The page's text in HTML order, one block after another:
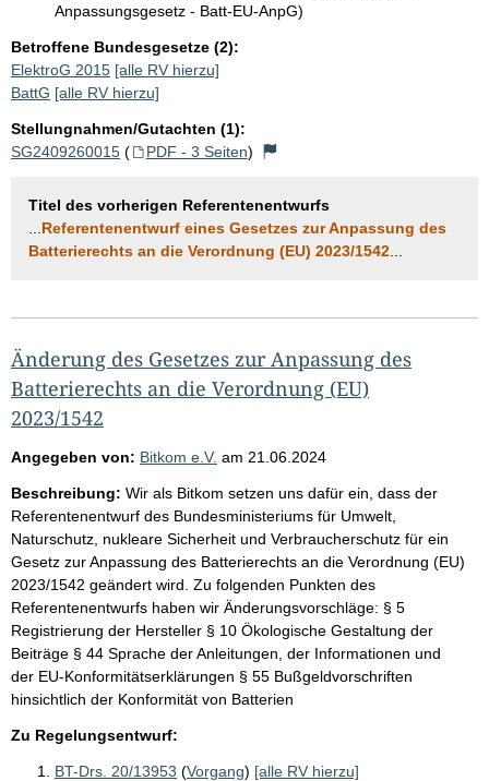
Anpassungsgesetz - Batt-EU-AnpG)
Betroffene Bundesgesetze (2):
ElektroG 2015 [alle RV hierzu]
BattG [alle RV hierzu]
Stellungnahmen/Gutachten (1):
SG2409260015 ( PDF - 3 Seiten)
Titel des vorherigen Referentenentwurfs
Referentenentwurf eines Gesetzes zur Anpassung des
Batterierechts an die Verordnung (EU) 2023/1542
Änderung des Gesetzes zur Anpassung des
Batterierechts an die Verordnung (EU)
2023/1542
Angegeben von: Bitkom e.V. am 21.06.2024
Beschreibung: Wir als Bitkom setzen uns dafür ein, dass der
Referentenentwurf des Bundesministeriums für Umwelt,
Naturschutz, nukleare Sicherheit und Verbraucherschutz für ein
Gesetz zur Anpassung des Batterierechts an die Verordnung (EU)
2023/1542 geändert wird. Zu folgenden Punkten des
Referentenentwurfs haben wir Änderungsvorschläge: § 5
Registrierung der Hersteller § 10 Ökologische Gestaltung der
Beiträge § 44 Sprache der Anleitungen, der Informationen und
der EU-Konformitätserklärungen § 55 Bußgeldvorschriften
hinsichtlich der Konformität von Batterien
Zu Regelungsentwurf:
BT-Drs. 20/13953 (Vorgang) [alle RV hierzu]